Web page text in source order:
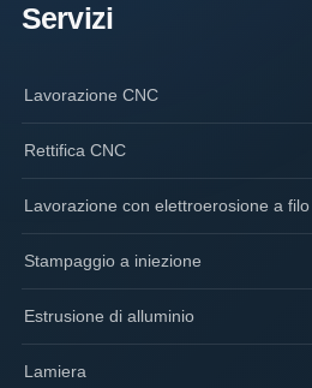
Servizi
Lavorazione CNC
Rettifica CNC
Lavorazione con elettroerosione a filo
Stampaggio a iniezione
Estrusione di alluminio
Lamiera